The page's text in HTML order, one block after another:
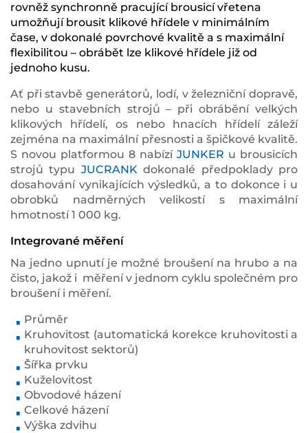
rovněž synchronně pracující brousicí vřetena
umožňují brousit klikové hřídele v minimálním
čase, v dokonalé povrchové kvalitě a s maximální
flexibilitou – obrábět lze klikové hřídele již od
jednoho kusu.
Ať při stavbě generátorů, lodí, v železniční dopravě,
nebo u stavebních strojů – při obrábění velkých
klikových hřídelí, os nebo hnacích hřídelí záleží
zejména na maximální přesnosti a špičkové kvalitě.
S novou platformou 8 nabízí JUNKER u brousicích
strojů typu JUCRANKdokonalé předpoklady pro
dosahování vynikajících výsledků, a to dokonce i u
obrobků nadměrných velikostí s maximální
hmotností 1 000 kg.
Integrované měření
Na jedno upnutí je možné broušení na hrubo a na
čisto, jakož i měření v jednom cyklu společném pro
broušení i měření.
Průměr
Kruhovitost (automatická korekce kruhovitosti a
kruhovitost sektorů)
Šířka prvku
Kuželovitost
Obvodové házení
Celkové házení
Výška zdvihu